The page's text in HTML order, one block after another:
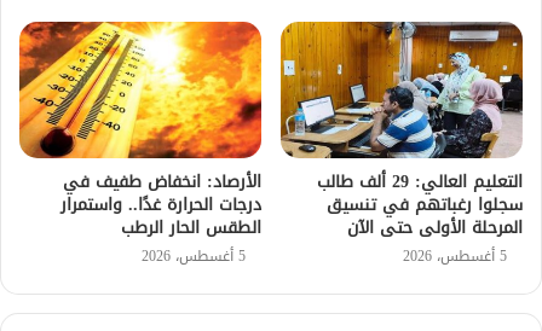
التعليم العالي: 29 ألف طالب
سجلوا رغباتهم في تنسيق
المرحلة الأولى حتى الآن
5 أغسطس، 2026
الأرصاد: انخفاض طفيف في
درجات الحرارة غدًا.. واستمرار
الطقس الحار الرطب
5 أغسطس، 2026